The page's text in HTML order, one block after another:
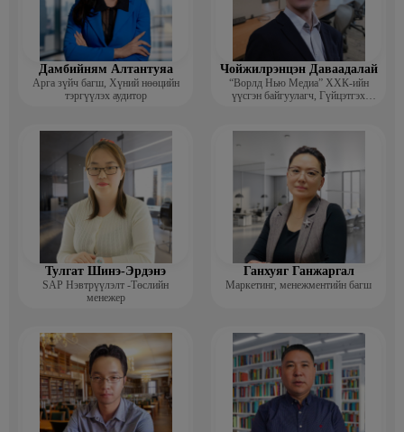
Дамбийням Алтантуяа
Арга зүйч багш, Хүний нөөцийн
тэргүүлэх аудитор
Чойжилрэнцэн Даваадалай
“Ворлд Нью Медиа” ХХК-ийн
үүсгэн байгуулагч, Гүйцэтгэх
Тулгат Шинэ-Эрдэнэ
SAP Нэвтрүүлэлт -Төслийн
менежер
Ганхуяг Ганжаргал
Маркетинг, менежментийн багш